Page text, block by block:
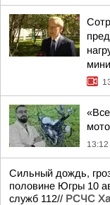
13:12
Сильный дождь,
половине Югры 10
служб 112// РСЧС